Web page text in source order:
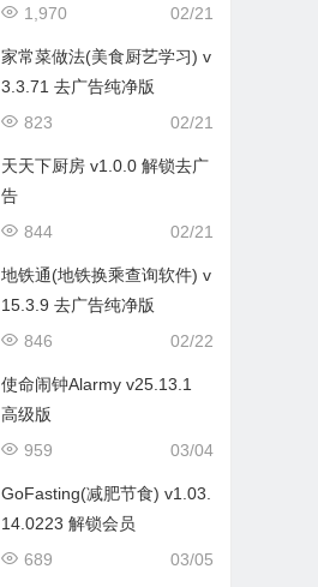
02/21
1,970
家常菜做法(美食厨艺学习) v
3.3.71 去广告纯净版
02/21
823
天天下厨房 v1.0.0 解锁去广
告
02/21
844
地铁通(地铁换乘查询软件) v
15.3.9 去广告纯净版
02/22
846
使命闹钟Alarmy v25.13.1
高级版
03/04
959
GoFasting(减肥节食) v1.03.
14.0223 解锁会员
03/05
689